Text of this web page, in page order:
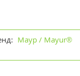
Маур / Mayur®